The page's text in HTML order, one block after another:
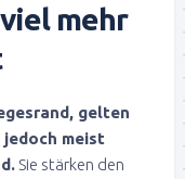
mehr
gelten
meist
Sie stärken den